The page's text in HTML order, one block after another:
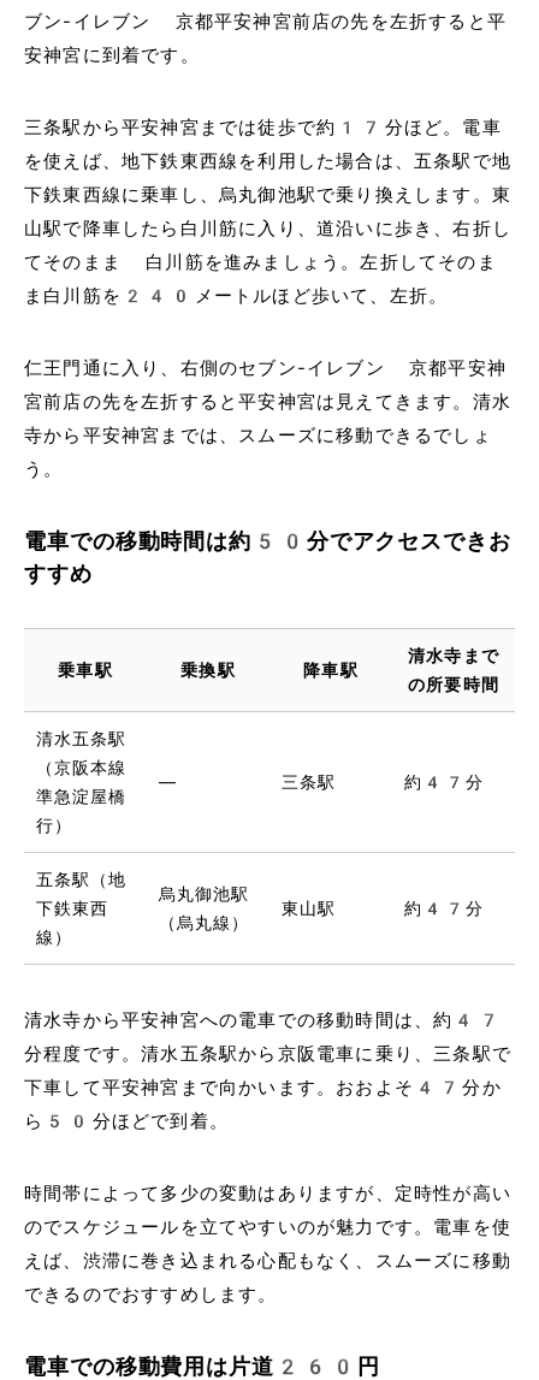
ブン-イレブン 京都平安神宮前店の先を左折すると平
安神宮に到着です。
三条駅から平安神宮までは徒歩で約17分ほど。電車
を使えば、地下鉄東西線を利用した場合は、五条駅で地
下鉄東西線に乗車し、烏丸御池駅で乗り換えします。東
山駅で降車したら白川筋に入り、道沿いに歩き、右折し
てそのまま 白川筋を進みましょう。左折してそのま
ま白川筋を240メートルほど歩いて、左折。
仁王門通に入り、右側のセブン-イレブン 京都平安神
宮前店の先を左折すると平安神宮は見えてきます。清水
寺から平安神宮までは、スムーズに移動できるでしょ
う。
電車での移動時間は約50分でアクセスできお
すすめ
乗車駅 乗換駅 降車駅
清水寺まで
の所要時間
清水五条駅
（京阪本線
準急淀屋橋
行）
― 三条駅 約47分
五条駅（地
下鉄東西
線）
烏丸御池駅
（烏丸線）
東山駅 約47分
清水寺から平安神宮への電車での移動時間は、約47
分程度です。清水五条駅から京阪電車に乗り、三条駅で
下車して平安神宮まで向かいます。おおよそ47分か
ら50分ほどで到着。
時間帯によって多少の変動はありますが、定時性が高い
のでスケジュールを立てやすいのが魅力です。電車を使
えば、渋滞に巻き込まれる心配もなく、スムーズに移動
できるのでおすすめします。
電車での移動費用は片道260円